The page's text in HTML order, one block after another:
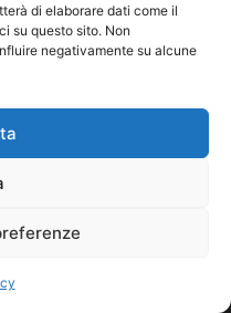
di elaborare dati come il
su questo sito. Non
negativamente su alcune